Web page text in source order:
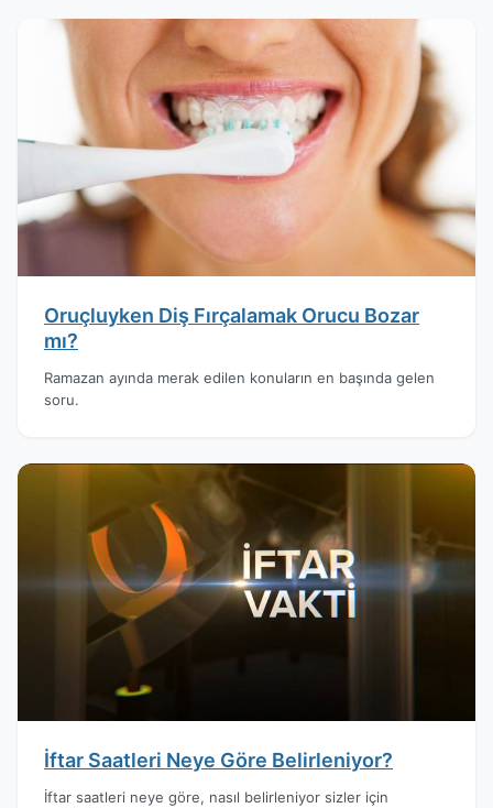
Oruçluyken Diş Fırçalamak Orucu Bozar
mı?
Ramazan ayında merak edilen konuların en başında gelen
soru.
İftar Saatleri Neye Göre Belirleniyor?
İftar saatleri neye göre, nasıl belirleniyor sizler için